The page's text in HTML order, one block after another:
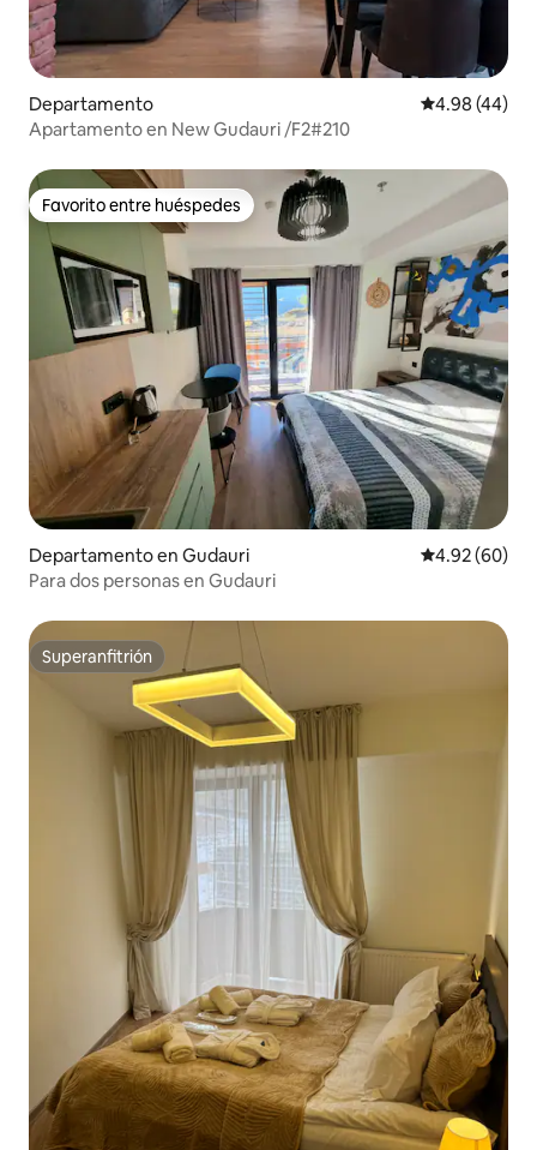
Departamento Calificación
4.98 (44)
Apartamento en New Gudauri /F2#210
Favorito entre huéspedes
Favorito entre huéspedes
Departamento en Gudauri Calificación
4.92 (60)
Para dos personas en Gudauri
Superanfitrión
Superanfitrión